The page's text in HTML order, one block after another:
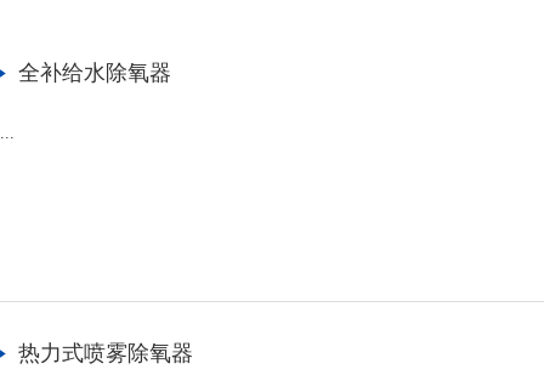
全补给水除氧器
...
热力式喷雾除氧器